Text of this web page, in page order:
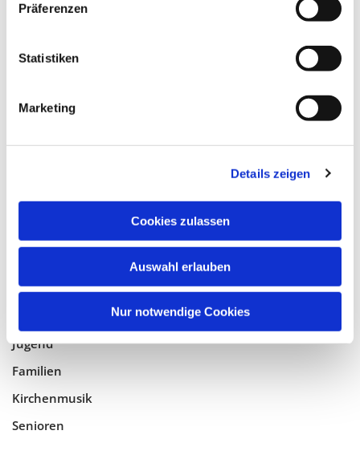
Präferenzen
Statistiken
Marketing
Details zeigen
Cookies zulassen
Auswahl erlauben
Nur notwendige Cookies
Katholische Kirchengemeinde
Tempelhof-Buckow
Geistlicher Raum
Taufe, Kommunion & Trauung
Jugend
Familien
Kirchenmusik
Senioren